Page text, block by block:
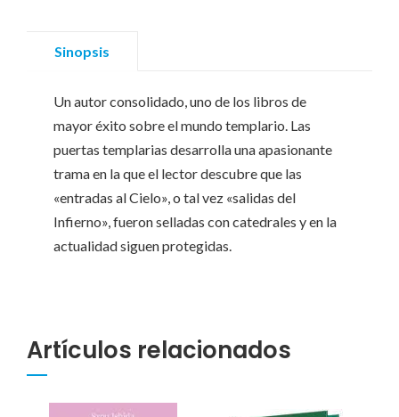
Sinopsis
Un autor consolidado, uno de los libros de
mayor éxito sobre el mundo templario. Las
puertas templarias desarrolla una apasionante
trama en la que el lector descubre que las
«entradas al Cielo», o tal vez «salidas del
Infierno», fueron selladas con catedrales y en la
actualidad siguen protegidas.
Artículos relacionados